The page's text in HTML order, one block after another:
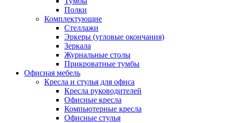
Полки
Комплектующие
Стеллажи
Эркеры (угловые окончания)
Зеркала
Журнальные столы
Прикроватные тумбы
Офисная мебель
Кресла и стулья для офиса
Кресла руководителей
Офисные кресла
Компьютерные кресла
Офисные стулья